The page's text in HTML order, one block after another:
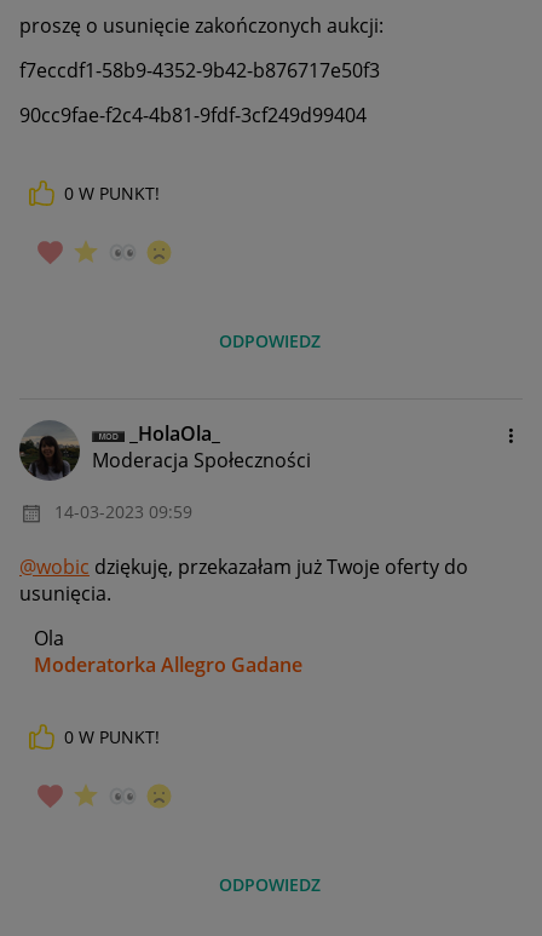
proszę o usunięcie zakończonych aukcji:
f7eccdf1-58b9-4352-9b42-b876717e50f3
90cc9fae-f2c4-4b81-9fdf-3cf249d99404
0 W PUNKT!
ODPOWIEDZ
_HolaOla_
Moderacja Społeczności
‎14-03-2023 09:59
@wobic dziękuję, przekazałam już Twoje oferty do
usunięcia.
Ola
Moderatorka Allegro Gadane
0 W PUNKT!
ODPOWIEDZ